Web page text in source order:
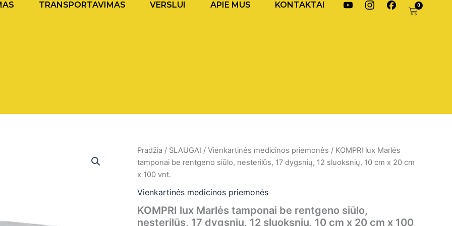
TRANSPORTAVIMAS VERSLUI APIE MUS KONTAKTAI
Y
I
n
n
F
a
a
0
Cart
Pradžia / SLAUGAI / Vienkartinės medicinos priemonės / KOMPRI lux Marlės
tamponai be rentgeno siūlo, nesterilūs, 17 dygsnių, 12 sluoksnių, 10 cm x 20 cm
x 100 vnt.
Vienkartinės medicinos priemonės
KOMPRI lux Marlės tamponai be rentgeno siūlo,
nesterilūs, 17 dygsnių, 12 sluoksnių, 10 cm x 20 cm x 100
produkto
kiekis:
KOMPRI
lux
Marlės
be
rentgeno
17
vnt.